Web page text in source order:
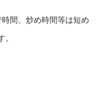
間、炒め時間等は短め
。